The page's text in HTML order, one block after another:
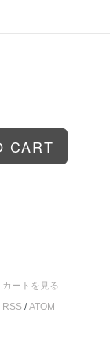
CART
カートを見る
RSS/ATOM